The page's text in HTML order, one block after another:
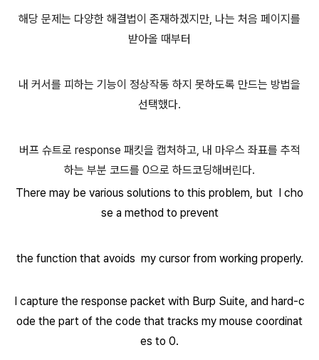
해당 문제는 다양한 해결법이 존재하겠지만, 나는 처음 페이지를
받아올 때부터
내 커서를 피하는 기능이 정상작동 하지 못하도록 만드는 방법을
선택했다.
버프 슈트로 response 패킷을 캡처하고, 내 마우스 좌표를 추적
하는 부분 코드를 0으로 하드코딩해버린다.
There may be various solutions to this problem, but I cho
se a method to prevent
the function that avoids my cursor from working properly.
I capture the response packet with Burp Suite, and hard-c
ode the part of the code that tracks my mouse coordinat
es to 0.